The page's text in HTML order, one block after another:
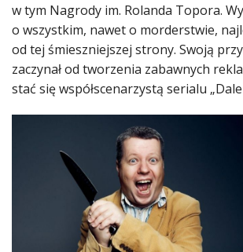
w tym Nagrody im. Rolanda Topora.
o wszystkim, nawet o morderstwie,
od tej śmieszniejszej strony. Swoją
zaczynał od tworzenia zabawnych
stać się współscenarzystą serialu